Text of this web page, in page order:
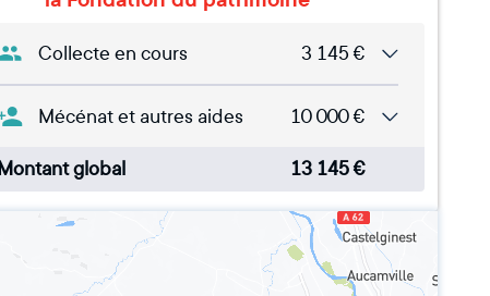
Collecte en cours 3 145 €
Mécénat et autres aides 10 000€
Montant global 13 145€